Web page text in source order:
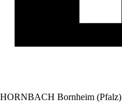
HORNBACH Bornheim (Pfalz)